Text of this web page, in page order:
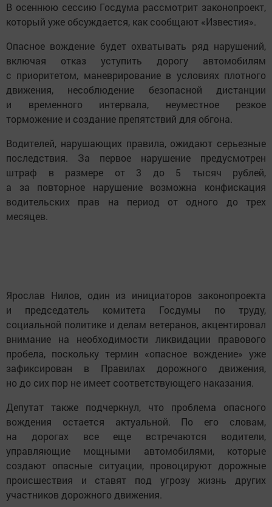
В осеннюю сессию Госдума рассмотрит законопроект,
который уже обсуждается, как сообщают «Известия».
Опасное вождение будет охватывать ряд нарушений,
включая отказ уступить дорогу автомобилям
с приоритетом, маневрирование в условиях плотного
движения, несоблюдение безопасной дистанции
и временного интервала, неуместное резкое
торможение и создание препятствий для обгона.
Водителей, нарушающих правила, ожидают серьезные
последствия. За первое нарушение предусмотрен
штраф в размере от 3 до 5 тысяч рублей,
а за повторное нарушение возможна конфискация
водительских прав на период от одного до трех
месяцев.
Ярослав Нилов, один из инициаторов законопроекта
и председатель комитета Госдумы по труду,
социальной политике и делам ветеранов, акцентировал
внимание на необходимости ликвидации правового
пробела, поскольку термин «опасное вождение» уже
зафиксирован в Правилах дорожного движения,
но до сих пор не имеет соответствующего наказания.
Депутат также подчеркнул, что проблема опасного
вождения остается актуальной. По его словам,
на дорогах все еще встречаются водители,
управляющие мощными автомобилями, которые
создают опасные ситуации, провоцируют дорожные
происшествия и ставят под угрозу жизнь других
участников дорожного движения.